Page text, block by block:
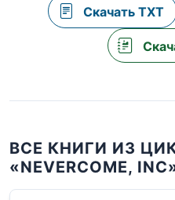
Скачать TXT
ВСЕ КНИГИ ИЗ
«NEVERCOME,